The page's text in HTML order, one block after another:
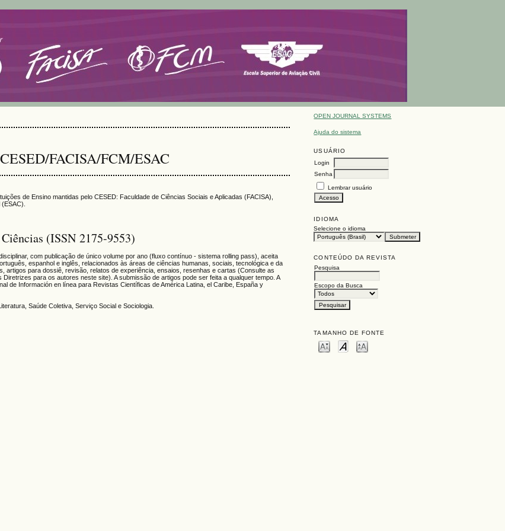
OPEN JOURNAL SYSTEMS
Ajuda do sistema
USUÁRIO
Login
Senha
Lembrar usuário
IDIOMA
Selecione o idioma
CONTEÚDO DA REVISTA
Pesquisa
Escopo da Busca
TAMANHO DE FONTE
FACISA/FCM/ESAC
de Ensino mantidas pelo CESED: Faculdade de Ciências Sociais e Aplicadas (FACISA),
(ISSN 2175-9553)
com publicação de único volume por ano (fluxo contínuo - sistema rolling pass), aceita
espanhol e inglês, relacionados às áreas de ciências humanas, sociais, tecnológica e da
artigos para dossiê, revisão, relatos de experiência, ensaios, resenhas e cartas (Consulte as
para os autores neste site). A submissão de artigos pode ser feita a qualquer tempo. A
de Información en línea para Revistas Científicas de América Latina, el Caribe, España y
Saúde Coletiva, Serviço Social e Sociologia.